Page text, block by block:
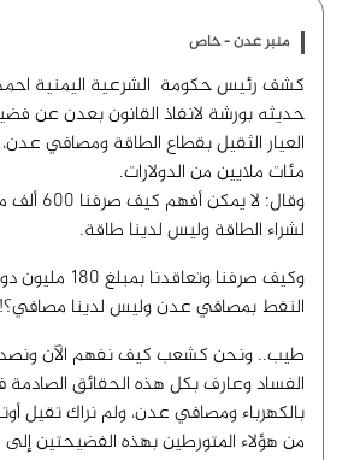
منبر عدن - خاص
كشف رئيس حكومة الشرعية اليمنية
حديثه بورشة لانفاذ القانون بعدن عن
العيار الثقيل بقطاع الطاقة ومصافي
مئات ملايين من الدولارات.
وقال: لا
لشراء الطاقة وليس لدينا طاقة.
وكيف صرفنا
النفط بمصافي عدن وليس لدينا مصافي؟!
طيب.. ونحن كشعب كيف نفهم الآن
الفساد وعارف بكل هذه الحقائق الصادمة
بالكهرباء ومصافي عدن، ولم نراك تقيل
من هؤلاء المتورطين بهذه الفضيحتين إلى